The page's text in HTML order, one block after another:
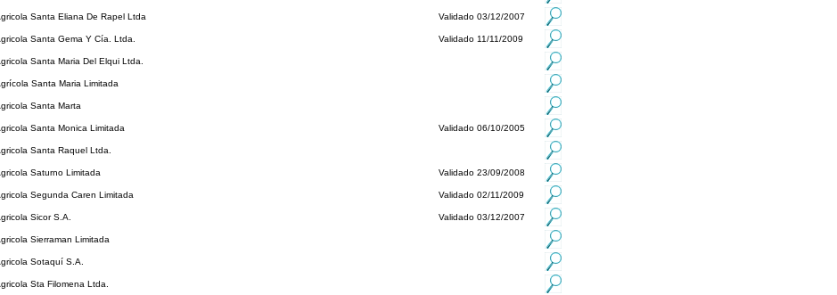
Santa Eliana De Rapel Ltda Validado 03/12/2007
Santa Gema Y Cía. Ltda. Validado 11/11/2009
Santa Maria Del Elqui Ltda.
Santa Maria Limitada
Santa Marta
Santa Monica Limitada Validado 06/10/2005
Santa Raquel Ltda.
Saturno Limitada Validado 23/09/2008
Segunda Caren Limitada Validado 02/11/2009
Sicor S.A. Validado 03/12/2007
Sierraman Limitada
Sotaquí S.A.
Sta Filomena Ltda.